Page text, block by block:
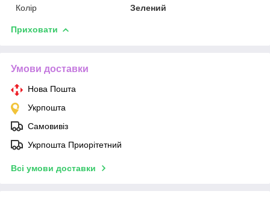
Колір
Зелений
Приховати
Умови доставки
Нова Пошта
Укрпошта
Самовивіз
Укрпошта Приорітетний
Всі умови доставки